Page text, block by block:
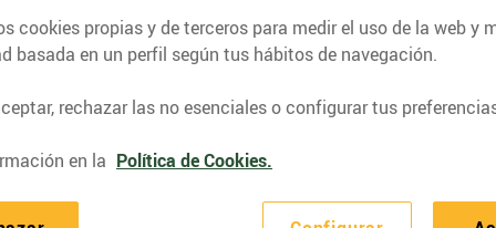
recetas, consejos nutricionales, información
cookies propias y de terceros para medir el uso de la web y
basada en un perfil según tus hábitos de navegación.
rechazar las no esenciales o configurar tus
en la Política de Cookies.